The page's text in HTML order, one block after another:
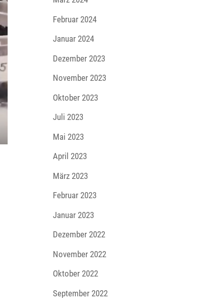
Februar 2024
Januar 2024
Dezember 2023
November 2023
Oktober 2023
Juli 2023
Mai 2023
April 2023
März 2023
Februar 2023
Januar 2023
Dezember 2022
November 2022
Oktober 2022
September 2022